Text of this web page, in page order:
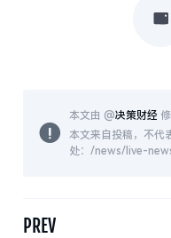
本文由 @决策财经
本文来自投稿，不代
处：/news/live-
PREV